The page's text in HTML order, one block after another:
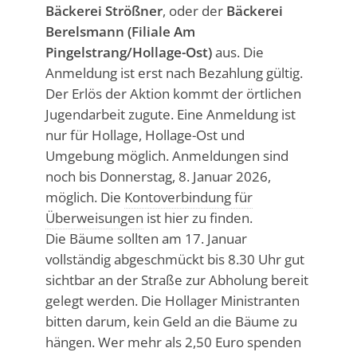
Bäckerei Strößner, oder der Bäckerei
Berelsmann (Filiale Am
Pingelstrang/Hollage-Ost)aus. Die
Anmeldung ist erst nach Bezahlung gültig.
Der Erlös der Aktion kommt der örtlichen
Jugendarbeit zugute. Eine Anmeldung ist
nur für Hollage, Hollage-Ost und
Umgebung möglich. Anmeldungen sind
noch bis Donnerstag, 8. Januar 2026,
möglich. Die Kontoverbindung für
Überweisungen ist hier zu finden.
Die Bäume sollten am 17. Januar
vollständig abgeschmückt bis 8.30 Uhr gut
sichtbar an der Straße zur Abholung bereit
gelegt werden. Die Hollager Ministranten
bitten darum, kein Geld an die Bäume zu
hängen. Wer mehr als 2,50 Euro spenden